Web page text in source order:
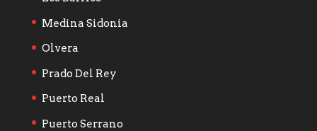
Medina Sidonia
Olvera
Prado Del Rey
Puerto Real
Puerto Serrano